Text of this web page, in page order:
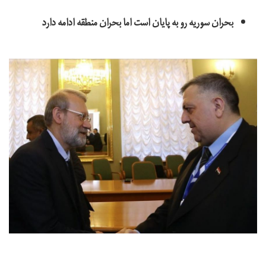
بحران سوریه رو به پایان است اما بحران منطقه ادامه دارد